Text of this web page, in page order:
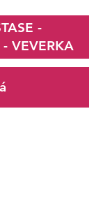
-
VEVERKA